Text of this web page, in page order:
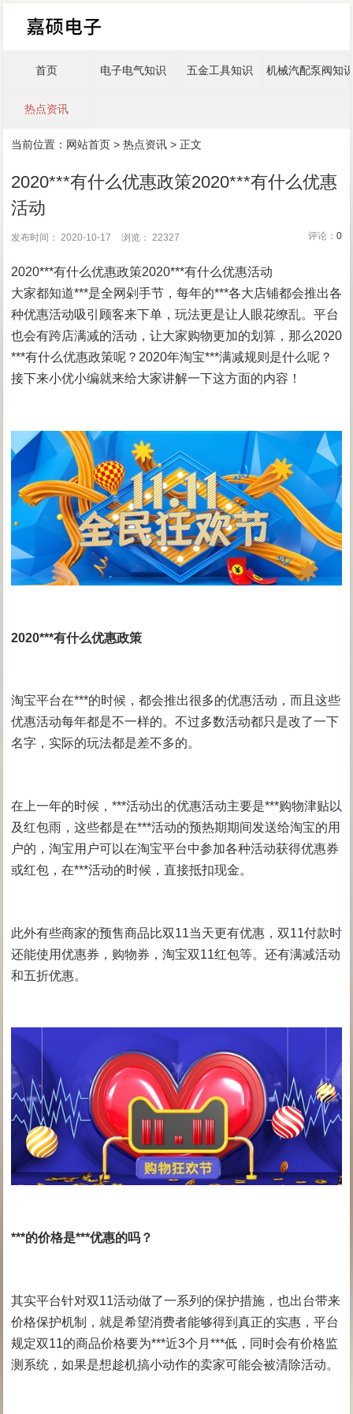
首页 电子电气知识 五金工具知识 机械汽配泵阀知
热点资讯
当前位置： 网站首页 > 热点资讯 > 正文
2020***有什么优惠政策2020***有什么优惠
活动
评论： 0
发布时间： 2020-10-17 浏览： 22327
2020***有什么优惠政策2020***有什么优惠活动
大家都知道***是全网剁手节，每年的***各大店铺都会推出各
种优惠活动吸引顾客来下单，玩法更是让人眼花缭乱。平台
也会有跨店满减的活动，让大家购物更加的划算，那么2020
***有什么优惠政策呢？2020年淘宝***满减规则是什么呢？
接下来小优小编就来给大家讲解一下这方面的内容！
2020***有什么优惠政策
淘宝平台在***的时候，都会推出很多的优惠活动，而且这些
优惠活动每年都是不一样的。不过多数活动都只是改了一下
名字，实际的玩法都是差不多的。
在上一年的时候，***活动出的优惠活动主要是***购物津贴以
及红包雨，这些都是在***活动的预热期期间发送给淘宝的用
户的，淘宝用户可以在淘宝平台中参加各种活动获得优惠券
或红包，在***活动的时候，直接抵扣现金。
此外有些商家的预售商品比双11当天更有优惠，双11付款时
还能使用优惠券，购物券，淘宝双11红包等。还有满减活动
和五折优惠。
***的价格是***优惠的吗？
其实平台针对双11活动做了一系列的保护措施，也出台带来
价格保护机制，就是希望消费者能够得到真正的实惠，平台
规定双11的商品价格要为***近3个月***低，同时会有价格监
测系统，如果是想趁机搞小动作的卖家可能会被清除活动。